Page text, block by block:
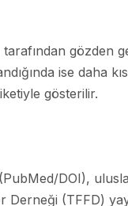
gözden
ise daha
gösterilir.
DOI),
(TFFD)